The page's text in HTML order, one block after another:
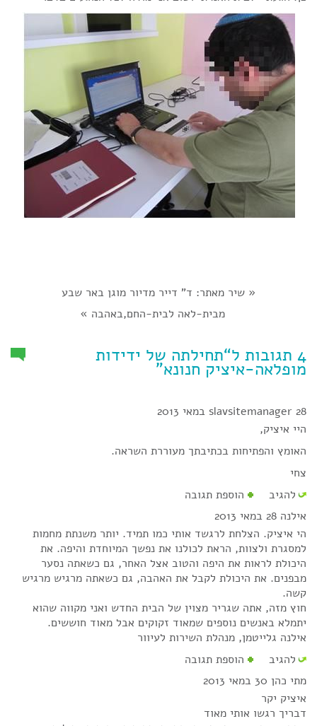
« שיר מאתר: ד" דייר מדיור מוגן באר שבע
מבית-לאה לבית-החם,באהבה»
4 תגובות ל“תחילתה של ידידות
מופלאה-איציק חנונא”
slavsitemanager 28 במאי 2013
היי איציק,
האומץ והפתיחות בכתיבתך מעוררת השראה.
צחי
להגיב
הוספת תגובה
אילנה 28 במאי 2013
הי איציק. הצלחת לרגשד אותי כמו תמיד. יותר משנתת מחמות
למסגרת ולצוות, הראת לכולנו את נפשך המיוחדת והיפה. את
היכולת לראות את היפה והטוב אצל האחר, גם כשאתה נסער
מבפנים. את היכולת לקבל את האהבה, גם כשאתה מרגיש מרגיש
קשה.
חוץ מזה, אתה שגריר מצוין של הבית החדש ואני מקווה שהוא
יתמלא באנשים נוספים שמאוד זקוקים אבל מאוד חוששים.
אילנה גלייטמן, מנהלת השירות לעיוור
להגיב
הוספת תגובה
מתי כהן 30 במאי 2013
איציק יקר
דבריך רגשו אותי מאוד